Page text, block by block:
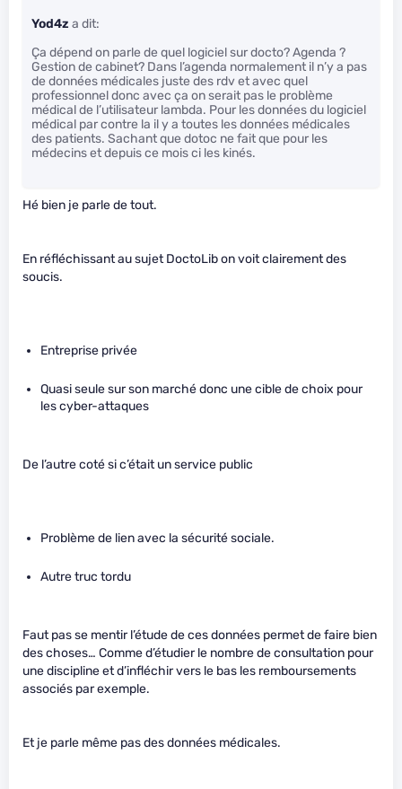
Yod4z a dit:
Ça dépend on parle de quel logiciel sur docto? Agenda ?
Gestion de cabinet? Dans l’agenda normalement il n’y a pas
de données médicales juste des rdv et avec quel
professionnel donc avec ça on serait pas le problème
médical de l’utilisateur lambda. Pour les données du logiciel
médical par contre la il y a toutes les données médicales
des patients. Sachant que dotoc ne fait que pour les
médecins et depuis ce mois ci les kinés.
Hé bien je parle de tout.
En réfléchissant au sujet DoctoLib on voit clairement des
soucis.
Entreprise privée
Quasi seule sur son marché donc une cible de choix pour
les cyber-attaques
De l’autre coté si c’était un service public
Problème de lien avec la sécurité sociale.
Autre truc tordu
Faut pas se mentir l’étude de ces données permet de faire bien
des choses… Comme d’étudier le nombre de consultation pour
une discipline et d’infléchir vers le bas les remboursements
associés par exemple.
Et je parle même pas des données médicales.